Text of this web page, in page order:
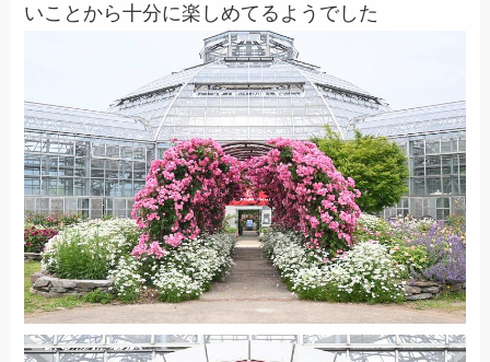
いことから十分に楽しめてるようでした